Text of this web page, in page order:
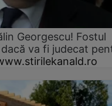
Georgescu! Fostul
va fi judecat